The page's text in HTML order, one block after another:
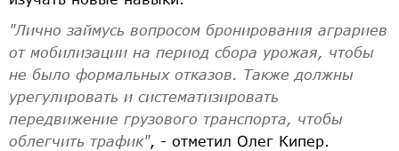
"Лично займусь вопросом бронирования аграриев
от мобилизации на период сбора урожая, чтобы
не было формальных отказов. Также должны
урегулировать и систематизировать
передвижение грузового транспорта, чтобы
облегчить трафик", - отметил Олег Кипер.